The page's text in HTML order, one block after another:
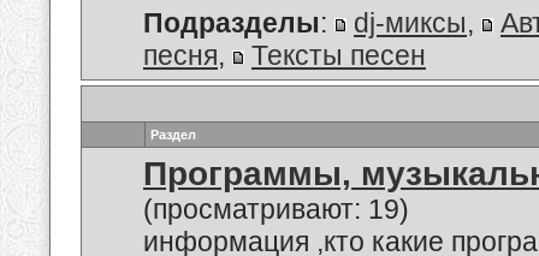
Подразделы: dj-миксы,
песня, Тексты песен
Раздел
Программы,
(просматривают: 19)
информация ,кто какие